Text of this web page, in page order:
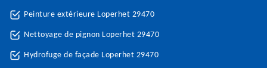
Peinture extérieure Loperhet 29470
Nettoyage de pignon Loperhet 29470
Hydrofuge de façade Loperhet 29470